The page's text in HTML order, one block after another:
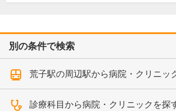
別の条件で検索
荒子駅の周辺駅から病院・クリニッ
診療科目から病院・クリニックを探